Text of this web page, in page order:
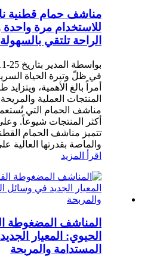
مناشف حمام قطنية
للاستخدام مرة
الراحة تلتقي بالسهولة
بواسطة المدير بتاريخ 25-11-03
في ظلّ وتيرة الحياة
أمراً بالغ الأهمية،
المنتجات العملية
مناشف الحمام التي
أكثر المنتجات شيوعاً.
تتميز مناشف الحمام
والماصة بقدرتها العالية
اقرأ المزيد
المناشف المضغوطة
الحيوي: المعيار
المستدامة والمربحة